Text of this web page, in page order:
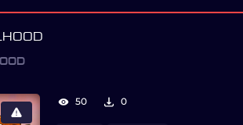
50 0